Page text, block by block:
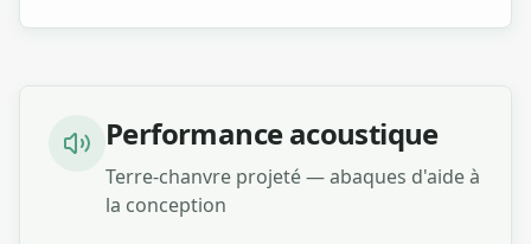
Performance acoustique
Terre-chanvre projeté — abaques d'aide à
la conception